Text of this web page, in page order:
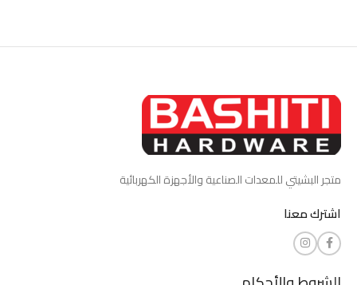
متجر البشيتي للمعدات الصناعية والأجهزة الكهربائية
اشترك معنا